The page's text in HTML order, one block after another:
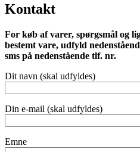
Kontakt
For køb af varer, spørgsmål og
bestemt vare, udfyld
sms på nedenstående tlf. nr.
Dit navn (skal udfyldes)
Din e-mail (skal udfyldes)
Emne